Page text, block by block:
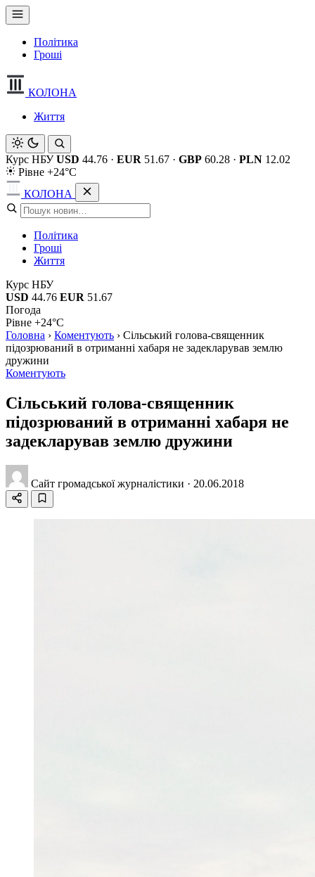
Політика
Гроші
КОЛОНА
Життя
Курс НБУ USD 44.76 · EUR 51.67 · GBP 60.28 · PLN 12.02
Рівне +24°C
КОЛОНА
Політика
Гроші
Життя
Курс НБУ
USD 44.76 EUR 51.67
Погода
Рівне +24°C
Головна › Коментують › Сільський голова-священник
підозрюваний в отриманні хабаря не задекларував землю
дружини
Коментують
Сільський голова-священник
підозрюваний в отриманні хабаря не
задекларував землю дружини
Сайт громадської журналістики · 20.06.2018